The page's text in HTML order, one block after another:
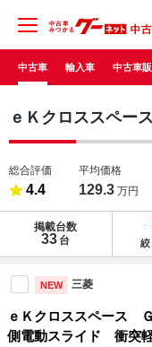
中古車 輸入車 中古車
ｅＫクロススペー
総合評価
4.4
平均価格
129.3 万円
掲載台数
33 台 絞
NEW 三菱
ｅＫクロススペース
側電動スライド 衝突